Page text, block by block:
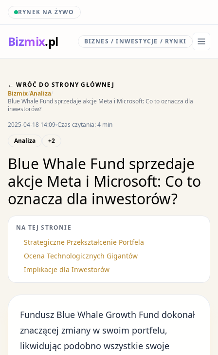
RYNEK NA ŻYWO
Bizmix.pl BIZNES / INWESTYCJE / RYNKI
← WRÓĆ DO STRONY GŁÓWNEJ
Bizmix/Analiza/
Blue Whale Fund sprzedaje akcje Meta i Microsoft: Co to oznacza dla
inwestorów?
2025-04-18 14:09 Czas czytania: 4 min
Analiza
+2
Blue Whale Fund sprzedaje
akcje Meta i Microsoft: Co to
oznacza dla inwestorów?
NA TEJ STRONIE
Strategiczne Przekształcenie Portfela
Ocena Technologicznych Gigantów
Implikacje dla Inwestorów
Fundusz Blue Whale Growth Fund dokonał
znaczącej zmiany w swoim portfelu,
likwidując podobno wszystkie swoje